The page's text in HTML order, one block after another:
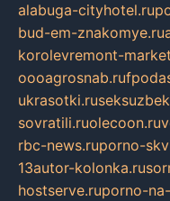
alabuga-cityhotel.ru
bud-em-znakomye.ru
korolevremont-
oooagrosnab.ru
ukrasotki.ru
sovratili.ruolecoon.ru
rbc-news.ruporno-
13autor-kolonka.ru
hostserve.ruporno-